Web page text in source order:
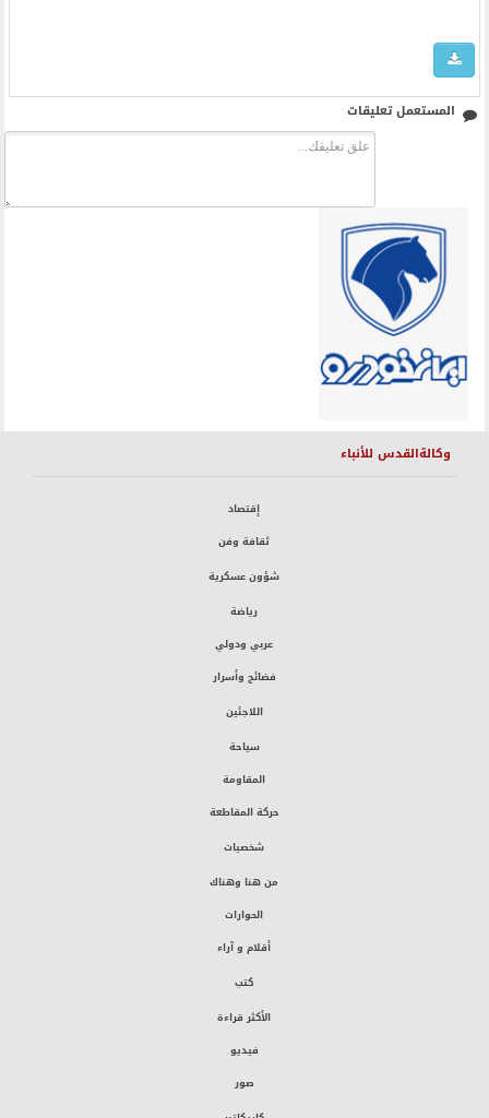
المستعمل تعليقات
وكالةالقدس للأنباء
إقتصاد
ثقافة وفن
شؤون عسكرية
رياضة
عربي ودولي
فضائح وأسرار
اللاجئين
سياحة
المقاومة
حركة المقاطعة
شخصيات
من هنا وهناك
الحوارات
أقلام و آراء
كتب
الأكثر قراءة
فيديو
صور